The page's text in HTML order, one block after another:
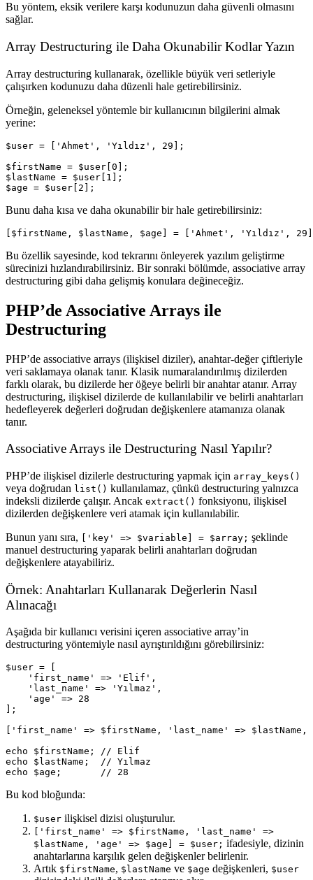
Bu yöntem, eksik verilere karşı kodunuzun daha güvenli olmasını
sağlar.
Array Destructuring ile Daha Okunabilir Kodlar Yazın
Array destructuring kullanarak, özellikle büyük veri setleriyle
çalışırken kodunuzu daha düzenli hale getirebilirsiniz.
Örneğin, geleneksel yöntemle bir kullanıcının bilgilerini almak
yerine:
$user = ['Ahmet', 'Yıldız', 29];
$firstName = $user[0];
$lastName = $user[1];
Bunu daha kısa ve daha okunabilir bir hale getirebilirsiniz:
Bu özellik sayesinde, kod tekrarını önleyerek yazılım geliştirme
sürecinizi hızlandırabilirsiniz. Bir sonraki bölümde, associative array
destructuring gibi daha gelişmiş konulara değineceğiz.
PHP’de Associative Arrays ile
Destructuring
PHP’de associative arrays (ilişkisel diziler), anahtar-değer çiftleriyle
veri saklamaya olanak tanır. Klasik numaralandırılmış dizilerden
farklı olarak, bu dizilerde her öğeye belirli bir anahtar atanır. Array
destructuring, ilişkisel dizilerde de kullanılabilir ve belirli anahtarları
hedefleyerek değerleri doğrudan değişkenlere atamanıza olanak
tanır.
Associative Arrays ile Destructuring Nasıl Yapılır?
PHP’de ilişkisel dizilerle destructuring yapmak için array_keys()
veya doğrudan list() kullanılamaz, çünkü destructuring yalnızca
indeksli dizilerde çalışır. Ancak extract() fonksiyonu, ilişkisel
dizilerden değişkenlere veri atamak için kullanılabilir.
Bunun yanı sıra,
['key' => $variable] = $array; şeklinde
manuel destructuring yaparak belirli anahtarları doğrudan
değişkenlere atayabiliriz.
Örnek: Anahtarları Kullanarak Değerlerin Nasıl
Alınacağı
Aşağıda bir kullanıcı verisini içeren associative array’in
destructuring yöntemiyle nasıl ayrıştırıldığını görebilirsiniz:
$user = [
    'first_name' => 'Elif',
    'last_name' => 'Yılmaz',
    'age' => 28
];
['first_name' => $firstName, 'last_name' =>
echo $firstName; // Elif
echo $lastName;  // Yılmaz
Bu kod bloğunda:
$user ilişkisel dizisi oluşturulur.
['first_name' => $firstName, 'last_name' =>
$lastName, 'age' => $age] = $user; ifadesiyle, dizinin
anahtarlarına karşılık gelen değişkenler belirlenir.
Artık $firstName, $lastName ve $age değişkenleri, $user